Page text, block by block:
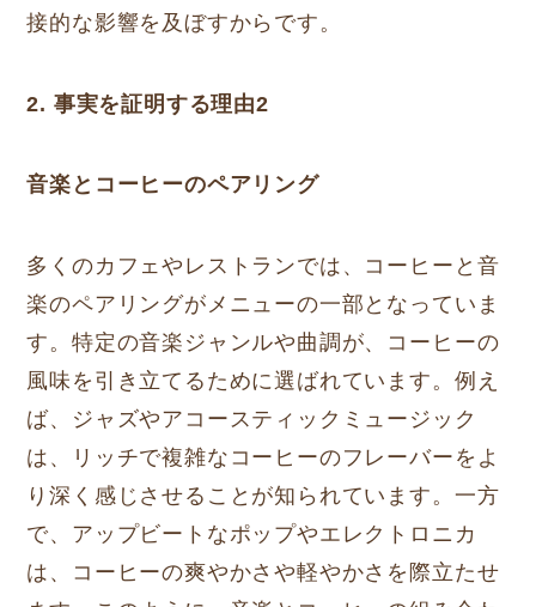
接的な影響を及ぼすからです。
2. 事実を証明する理由2
音楽とコーヒーのペアリング
多くのカフェやレストランでは、コーヒーと音
楽のペアリングがメニューの一部となっていま
す。特定の音楽ジャンルや曲調が、コーヒーの
風味を引き立てるために選ばれています。例え
ば、ジャズやアコースティックミュージック
は、リッチで複雑なコーヒーのフレーバーをよ
り深く感じさせることが知られています。一方
で、アップビートなポップやエレクトロニカ
は、コーヒーの爽やかさや軽やかさを際立たせ